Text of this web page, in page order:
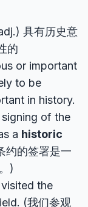
具有历史意
的
or important
to be
in history.
of the
a historic
约的签署是一
)
the
(我们参观